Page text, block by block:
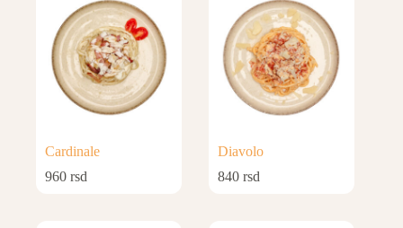
Cardinale
960 rsd
Diavolo
840rsd